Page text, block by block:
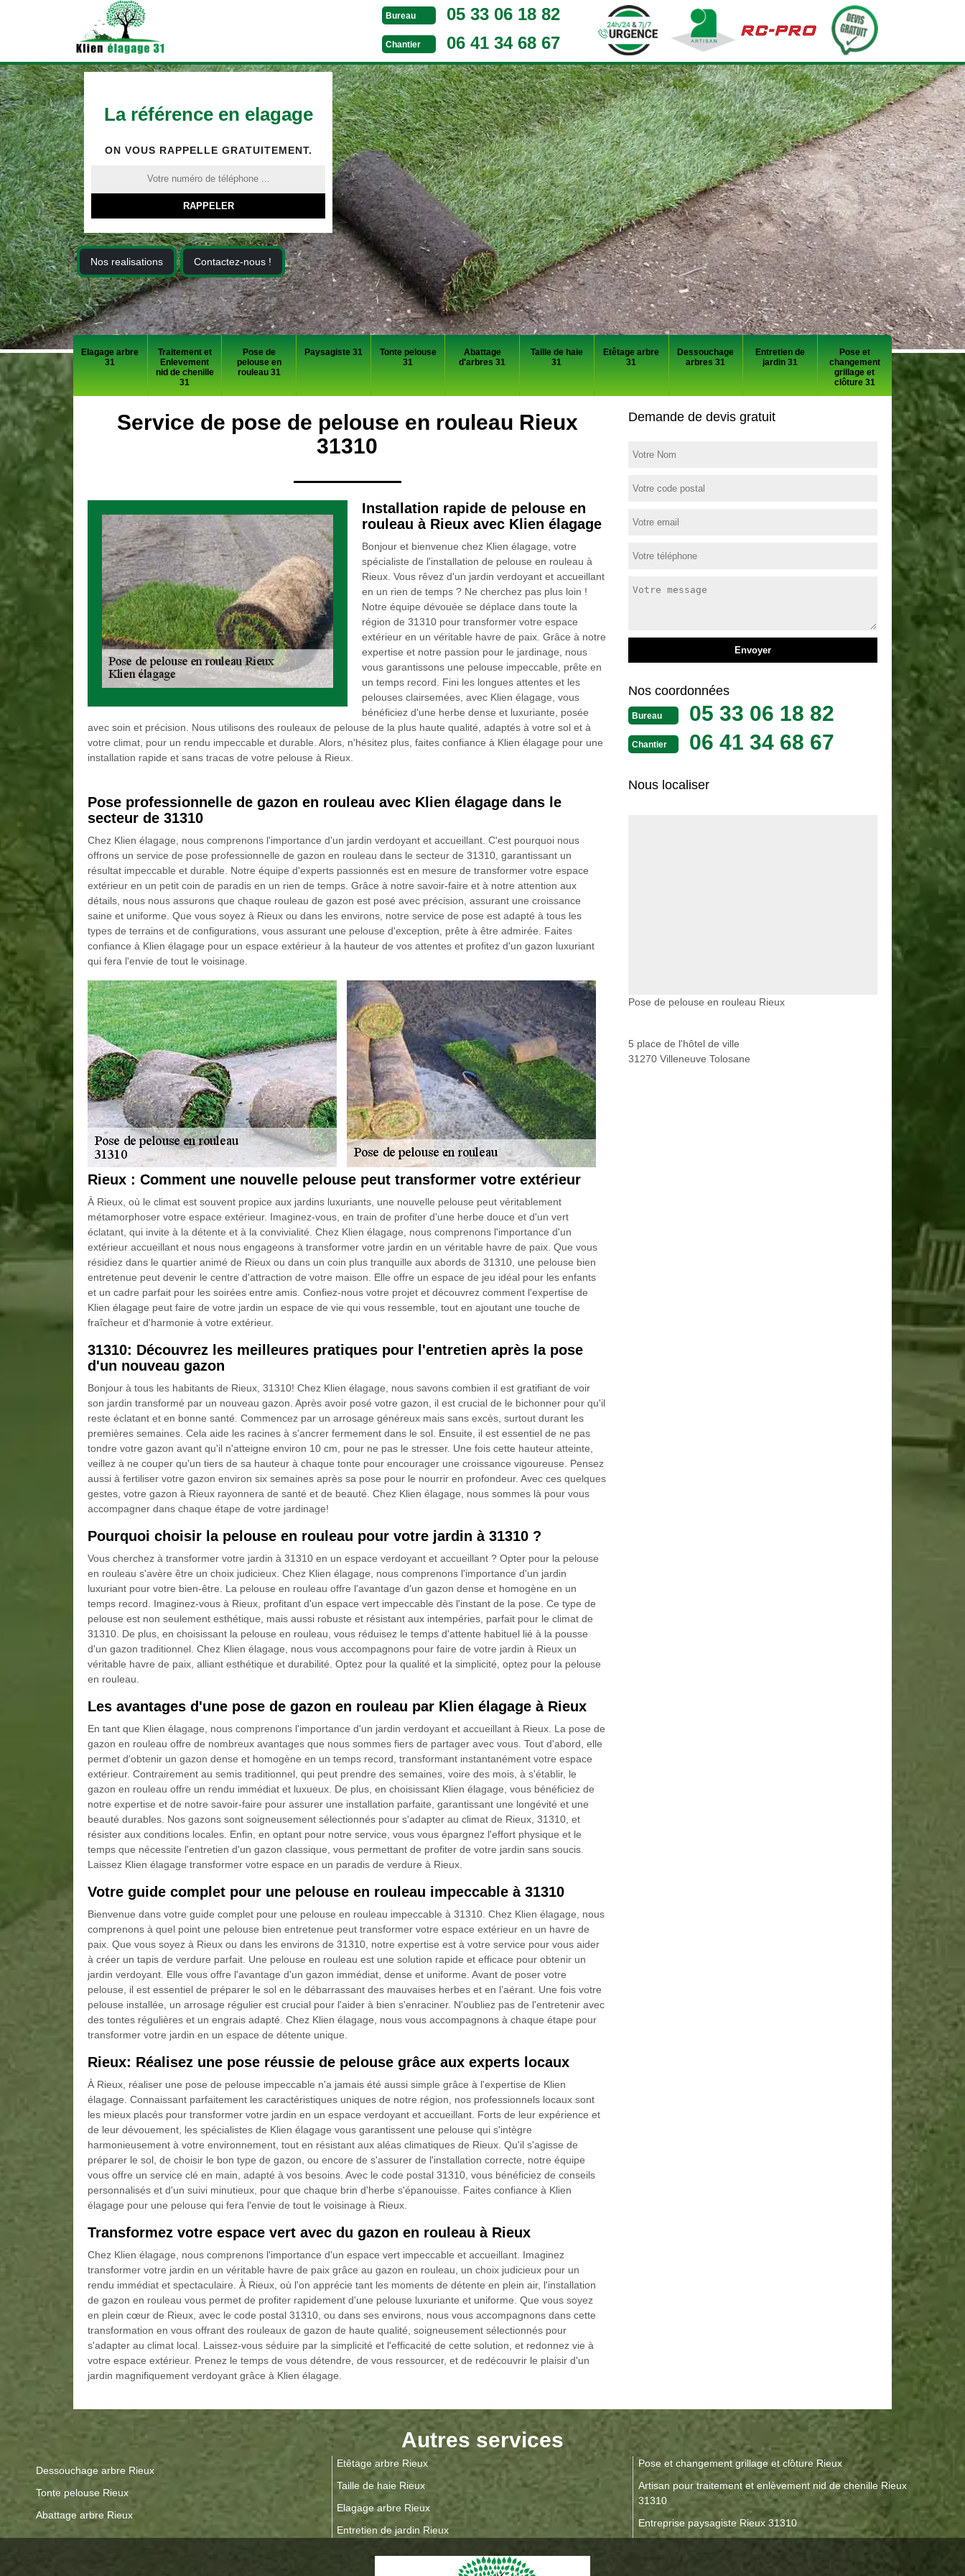
Bureau 05 33 06 18 82
Chantier 06 41 34 68 67
La référence en elagage
ON VOUS RAPPELLE GRATUITEMENT.
Nos realisations Contactez-nous !
Elagage arbre
31
Traitement et
Enlevement
nid de chenille
31
Pose de
pelouse en
rouleau 31
Paysagiste 31
Tonte pelouse
31
Abattage
d'arbres 31
Taille de haie
31
Etêtage arbre
31
Dessouchage
arbres 31
Entretien de
jardin 31
Pose et
changement
grillage et
clôture 31
Service de pose de pelouse en rouleau Rieux
31310
Installation rapide de pelouse en
rouleau à Rieux avec Klien élagage
Bonjour et bienvenue chez Klien élagage, votre
spécialiste de l'installation de pelouse en rouleau à
Rieux. Vous rêvez d'un jardin verdoyant et accueillant
en un rien de temps ? Ne cherchez pas plus loin !
Notre équipe dévouée se déplace dans toute la
région de 31310 pour transformer votre espace
extérieur en un véritable havre de paix. Grâce à notre
expertise et notre passion pour le jardinage, nous
vous garantissons une pelouse impeccable, prête en
un temps record. Fini les longues attentes et les
pelouses clairsemées, avec Klien élagage, vous
bénéficiez d'une herbe dense et luxuriante, posée
avec soin et précision. Nous utilisons des rouleaux de pelouse de la plus haute qualité, adaptés à votre sol et à
votre climat, pour un rendu impeccable et durable. Alors, n'hésitez plus, faites confiance à Klien élagage pour une
installation rapide et sans tracas de votre pelouse à Rieux.
Pose professionnelle de gazon en rouleau avec Klien élagage dans le
secteur de 31310
Chez Klien élagage, nous comprenons l'importance d'un jardin verdoyant et accueillant. C'est pourquoi nous
offrons un service de pose professionnelle de gazon en rouleau dans le secteur de 31310, garantissant un
résultat impeccable et durable. Notre équipe d'experts passionnés est en mesure de transformer votre espace
extérieur en un petit coin de paradis en un rien de temps. Grâce à notre savoir-faire et à notre attention aux
détails, nous nous assurons que chaque rouleau de gazon est posé avec précision, assurant une croissance
saine et uniforme. Que vous soyez à Rieux ou dans les environs, notre service de pose est adapté à tous les
types de terrains et de configurations, vous assurant une pelouse d'exception, prête à être admirée. Faites
confiance à Klien élagage pour un espace extérieur à la hauteur de vos attentes et profitez d'un gazon luxuriant
qui fera l'envie de tout le voisinage.
Rieux : Comment une nouvelle pelouse peut transformer votre extérieur
À Rieux, où le climat est souvent propice aux jardins luxuriants, une nouvelle pelouse peut véritablement
métamorphoser votre espace extérieur. Imaginez-vous, en train de profiter d'une herbe douce et d'un vert
éclatant, qui invite à la détente et à la convivialité. Chez Klien élagage, nous comprenons l'importance d'un
extérieur accueillant et nous nous engageons à transformer votre jardin en un véritable havre de paix. Que vous
résidiez dans le quartier animé de Rieux ou dans un coin plus tranquille aux abords de 31310, une pelouse bien
entretenue peut devenir le centre d'attraction de votre maison. Elle offre un espace de jeu idéal pour les enfants
et un cadre parfait pour les soirées entre amis. Confiez-nous votre projet et découvrez comment l'expertise de
Klien élagage peut faire de votre jardin un espace de vie qui vous ressemble, tout en ajoutant une touche de
fraîcheur et d'harmonie à votre extérieur.
31310: Découvrez les meilleures pratiques pour l'entretien après la pose
d'un nouveau gazon
Bonjour à tous les habitants de Rieux, 31310! Chez Klien élagage, nous savons combien il est gratifiant de voir
son jardin transformé par un nouveau gazon. Après avoir posé votre gazon, il est crucial de le bichonner pour qu'il
reste éclatant et en bonne santé. Commencez par un arrosage généreux mais sans excès, surtout durant les
premières semaines. Cela aide les racines à s'ancrer fermement dans le sol. Ensuite, il est essentiel de ne pas
tondre votre gazon avant qu'il n'atteigne environ 10 cm, pour ne pas le stresser. Une fois cette hauteur atteinte,
veillez à ne couper qu'un tiers de sa hauteur à chaque tonte pour encourager une croissance vigoureuse. Pensez
aussi à fertiliser votre gazon environ six semaines après sa pose pour le nourrir en profondeur. Avec ces quelques
gestes, votre gazon à Rieux rayonnera de santé et de beauté. Chez Klien élagage, nous sommes là pour vous
accompagner dans chaque étape de votre jardinage!
Pourquoi choisir la pelouse en rouleau pour votre jardin à 31310 ?
Vous cherchez à transformer votre jardin à 31310 en un espace verdoyant et accueillant ? Opter pour la pelouse
en rouleau s'avère être un choix judicieux. Chez Klien élagage, nous comprenons l'importance d'un jardin
luxuriant pour votre bien-être. La pelouse en rouleau offre l'avantage d'un gazon dense et homogène en un
temps record. Imaginez-vous à Rieux, profitant d'un espace vert impeccable dès l'instant de la pose. Ce type de
pelouse est non seulement esthétique, mais aussi robuste et résistant aux intempéries, parfait pour le climat de
31310. De plus, en choisissant la pelouse en rouleau, vous réduisez le temps d'attente habituel lié à la pousse
d'un gazon traditionnel. Chez Klien élagage, nous vous accompagnons pour faire de votre jardin à Rieux un
véritable havre de paix, alliant esthétique et durabilité. Optez pour la qualité et la simplicité, optez pour la pelouse
en rouleau.
Les avantages d'une pose de gazon en rouleau par Klien élagage à Rieux
En tant que Klien élagage, nous comprenons l'importance d'un jardin verdoyant et accueillant à Rieux. La pose de
gazon en rouleau offre de nombreux avantages que nous sommes fiers de partager avec vous. Tout d'abord, elle
permet d'obtenir un gazon dense et homogène en un temps record, transformant instantanément votre espace
extérieur. Contrairement au semis traditionnel, qui peut prendre des semaines, voire des mois, à s'établir, le
gazon en rouleau offre un rendu immédiat et luxueux. De plus, en choisissant Klien élagage, vous bénéficiez de
notre expertise et de notre savoir-faire pour assurer une installation parfaite, garantissant une longévité et une
beauté durables. Nos gazons sont soigneusement sélectionnés pour s'adapter au climat de Rieux, 31310, et
résister aux conditions locales. Enfin, en optant pour notre service, vous vous épargnez l'effort physique et le
temps que nécessite l'entretien d'un gazon classique, vous permettant de profiter de votre jardin sans soucis.
Laissez Klien élagage transformer votre espace en un paradis de verdure à Rieux.
Votre guide complet pour une pelouse en rouleau impeccable à 31310
Bienvenue dans votre guide complet pour une pelouse en rouleau impeccable à 31310. Chez Klien élagage, nous
comprenons à quel point une pelouse bien entretenue peut transformer votre espace extérieur en un havre de
paix. Que vous soyez à Rieux ou dans les environs de 31310, notre expertise est à votre service pour vous aider
à créer un tapis de verdure parfait. Une pelouse en rouleau est une solution rapide et efficace pour obtenir un
jardin verdoyant. Elle vous offre l'avantage d'un gazon immédiat, dense et uniforme. Avant de poser votre
pelouse, il est essentiel de préparer le sol en le débarrassant des mauvaises herbes et en l’aérant. Une fois votre
pelouse installée, un arrosage régulier est crucial pour l'aider à bien s'enraciner. N'oubliez pas de l'entretenir avec
des tontes régulières et un engrais adapté. Chez Klien élagage, nous vous accompagnons à chaque étape pour
transformer votre jardin en un espace de détente unique.
Rieux: Réalisez une pose réussie de pelouse grâce aux experts locaux
À Rieux, réaliser une pose de pelouse impeccable n'a jamais été aussi simple grâce à l'expertise de Klien
élagage. Connaissant parfaitement les caractéristiques uniques de notre région, nos professionnels locaux sont
les mieux placés pour transformer votre jardin en un espace verdoyant et accueillant. Forts de leur expérience et
de leur dévouement, les spécialistes de Klien élagage vous garantissent une pelouse qui s'intègre
harmonieusement à votre environnement, tout en résistant aux aléas climatiques de Rieux. Qu'il s'agisse de
préparer le sol, de choisir le bon type de gazon, ou encore de s'assurer de l'installation correcte, notre équipe
vous offre un service clé en main, adapté à vos besoins. Avec le code postal 31310, vous bénéficiez de conseils
personnalisés et d'un suivi minutieux, pour que chaque brin d'herbe s'épanouisse. Faites confiance à Klien
élagage pour une pelouse qui fera l'envie de tout le voisinage à Rieux.
Transformez votre espace vert avec du gazon en rouleau à Rieux
Chez Klien élagage, nous comprenons l'importance d'un espace vert impeccable et accueillant. Imaginez
transformer votre jardin en un véritable havre de paix grâce au gazon en rouleau, un choix judicieux pour un
rendu immédiat et spectaculaire. À Rieux, où l'on apprécie tant les moments de détente en plein air, l'installation
de gazon en rouleau vous permet de profiter rapidement d'une pelouse luxuriante et uniforme. Que vous soyez
en plein cœur de Rieux, avec le code postal 31310, ou dans ses environs, nous vous accompagnons dans cette
transformation en vous offrant des rouleaux de gazon de haute qualité, soigneusement sélectionnés pour
s'adapter au climat local. Laissez-vous séduire par la simplicité et l'efficacité de cette solution, et redonnez vie à
votre espace extérieur. Prenez le temps de vous détendre, de vous ressourcer, et de redécouvrir le plaisir d'un
jardin magnifiquement verdoyant grâce à Klien élagage.
Demande de devis gratuit
Nos coordonnées
Bureau 05 33 06 18 82
Chantier 06 41 34 68 67
Nous localiser
Pose de pelouse en rouleau Rieux
5 place de l'hôtel de ville
31270 Villeneuve Tolosane
Autres services
Dessouchage arbre Rieux
Tonte pelouse Rieux
Abattage arbre Rieux
Etêtage arbre Rieux
Taille de haie Rieux
Elagage arbre Rieux
Entretien de jardin Rieux
Pose et changement grillage et clôture Rieux
Artisan pour traitement et enlèvement nid de chenille Rieux
31310
Entreprise paysagiste Rieux 31310